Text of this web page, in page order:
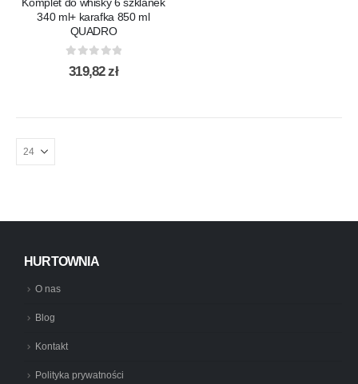
Komplet do whisky 6 szklanek
340 ml+ karafka 850 ml
QUADRO
0out of 5
319,82zł
HURTOWNIA
O nas
Blog
Kontakt
Polityka prywatności